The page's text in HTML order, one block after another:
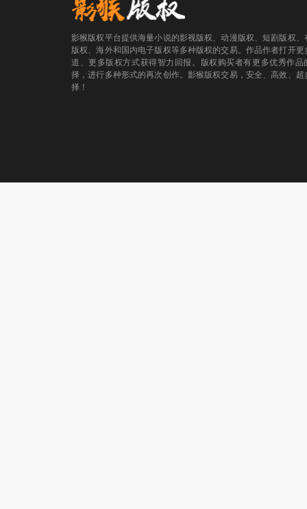
影猴版权平台提供海量小说的影视版权、动漫版权、短剧版权、
版权、海外和国内电子版权等多种版权的交易。作品作者打开更
道、更多版权方式获得智力回报。版权购买者有更多优秀作品
择，进行多种形式的再次创作。影猴版权交易，安全、高效、超
择！